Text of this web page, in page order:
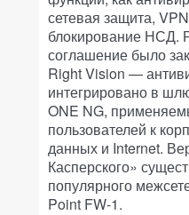
сетевая защита,
блокирование НСД.
соглашение было
Right Vision —
интегрировано в
ONE NG,
пользователей к
данных и Internet.
Касперского»
популярного
Point FW-1.